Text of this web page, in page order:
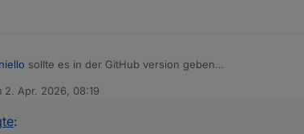
sollte es in der GitHub version geben
2. Apr. 2026, 08:19
von
: